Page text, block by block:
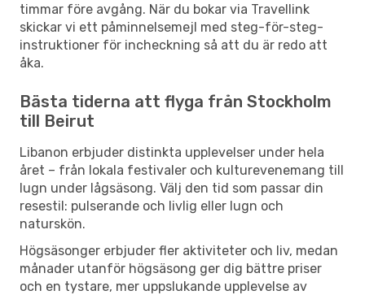
timmar före avgång. När du bokar via Travellink
skickar vi ett påminnelsemejl med steg-för-steg-
instruktioner för incheckning så att du är redo att
åka.
Bästa tiderna att flyga från Stockholm
till Beirut
Libanon erbjuder distinkta upplevelser under hela
året – från lokala festivaler och kulturevenemang till
lugn under lågsäsong. Välj den tid som passar din
resestil: pulserande och livlig eller lugn och
naturskön.
Högsäsonger erbjuder fler aktiviteter och liv, medan
månader utanför högsäsong ger dig bättre priser
och en tystare, mer uppslukande upplevelse av